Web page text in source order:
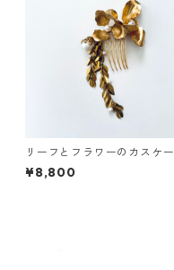
リーフとフラワーのカスケー
ドコーム
¥8,800